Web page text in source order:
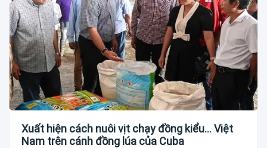
Xuất hiện cách nuôi vịt chạy đồng kiểu... Việt
Nam trên cánh đồng lúa của Cuba